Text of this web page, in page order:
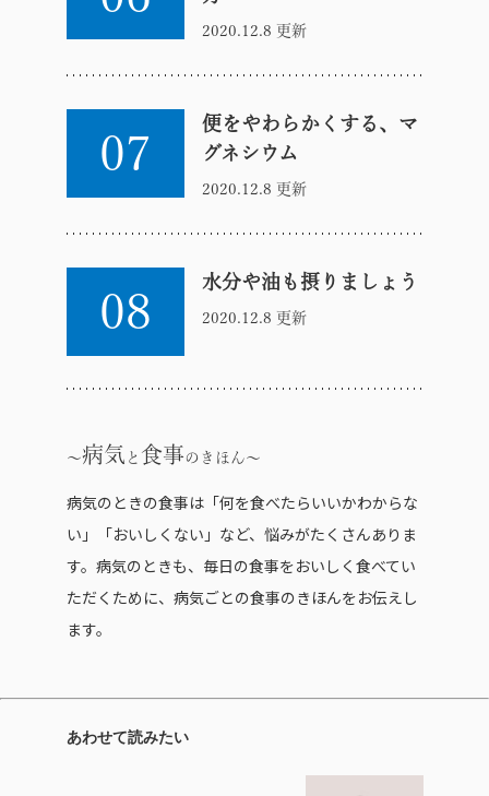
2020.12.8 更新
07
便をやわらかくする、マ
グネシウム
2020.12.8 更新
08
水分や油も摂りましょう
2020.12.8 更新
病気 と 食事のきほん
病気のときの食事は「何を食べたらいいかわからな
い」「おいしくない」など、悩みがたくさんありま
す。病気のときも、毎日の食事をおいしく食べてい
ただくために、病気ごとの食事のきほんをお伝えし
ます。
あわせて読みたい